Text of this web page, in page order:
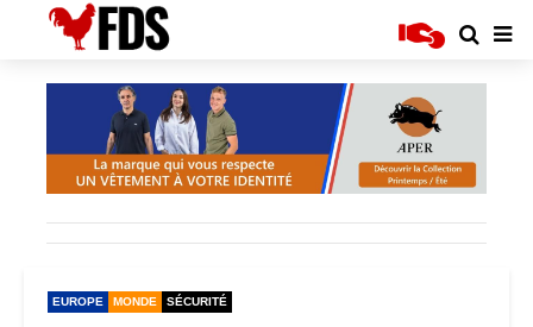
EUROPE MONDE SÉCURITÉ